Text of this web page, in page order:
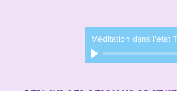
Méditation dans l'état